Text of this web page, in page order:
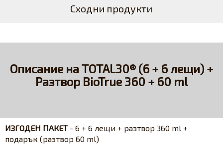
Сходни продукти
Описание на TOTAL30® (6 + 6 лещи) +
Разтвор BioTrue 360 + 60 ml
ИЗГОДЕН ПАКЕТ- 6 + 6 лещи + разтвор 360 ml +
подарък (разтвор 60 ml)